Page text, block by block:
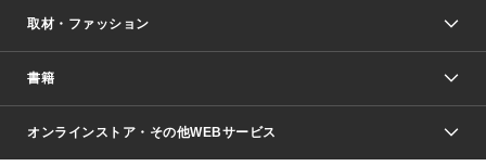
少年マンガ
Vジャンプ
週刊ヤングジャンプ
少女マンガ
取材・ファッション
Seventeen
芸能・情報・スポーツ
書籍
文芸・文庫・総合
オンラインストア・その他WEBサービス